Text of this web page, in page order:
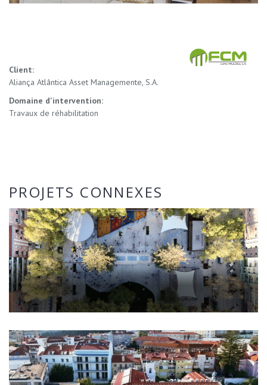
Client:
Aliança Atlântica Asset Managemente, S.A.
Domaine d'intervention:
Travaux de réhabilitation
PROJETS CONNEXES